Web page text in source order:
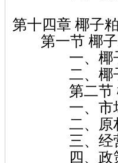
第十四章 椰子
第一节 椰子
一、椰子粕
二、椰子粕
第二节 椰子
一、市场
二、原材
三、经营
四、政策